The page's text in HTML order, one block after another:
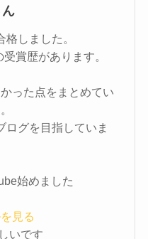
ん
しました。
賞歴があります。
った点をまとめてい
ログを目指していま
始めました
見る
いです